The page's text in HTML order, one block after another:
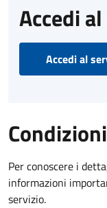
Accedi
Accedi al
Per conoscere i
informazioni
servizio.